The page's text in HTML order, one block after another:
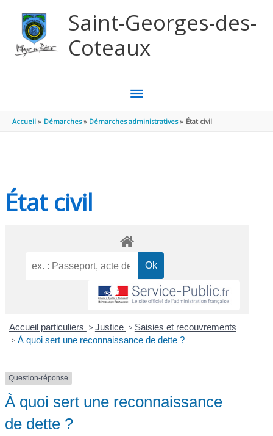
Saint-Georges-des-
Coteaux
MENU
PRINCIPAL
Accueil Démarches Démarches administratives État civil
État civil
Accueil particuliers > Justice > Saisies et recouvrements
> À quoi sert une reconnaissance de dette ?
Question-réponse
À quoi sert une reconnaissance
de dette ?